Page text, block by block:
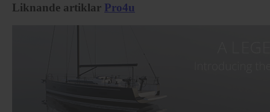
Liknande artiklar Pro4u